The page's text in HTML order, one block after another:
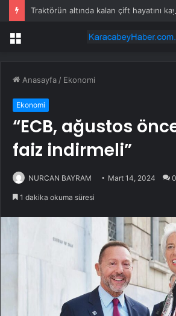
Traktörün altında kalan çift hayatını
Menü
Anasayfa / Ekonomi
Ekonomi
“ECB, ağustos
faiz indirmeli”
NURCAN BAYRAM Mart 14, 2024 0
1 dakika okuma süresi